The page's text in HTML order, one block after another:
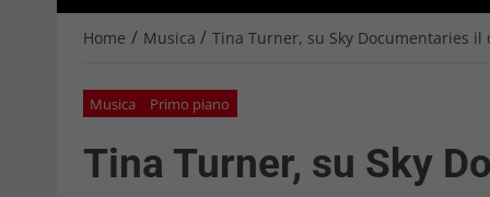
Home / Musica / Tina Turner, su Sky Documentaries
Musica Primo piano
Tina Turner, su Sky